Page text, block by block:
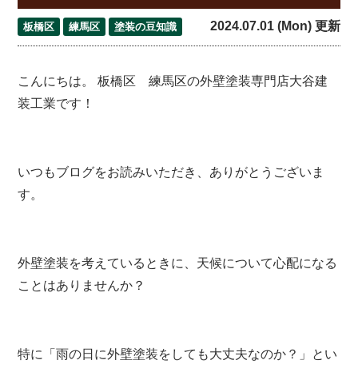
板橋区 練馬区 塗装の豆知識 2024.07.01 (Mon) 更新
こんにちは。 板橋区 練馬区の外壁塗装専門店大谷建
装工業です！
いつもブログをお読みいただき、ありがとうございま
す。
外壁塗装を考えているときに、天候について心配になる
ことはありませんか？
特に「雨の日に外壁塗装をしても大丈夫なのか？」とい